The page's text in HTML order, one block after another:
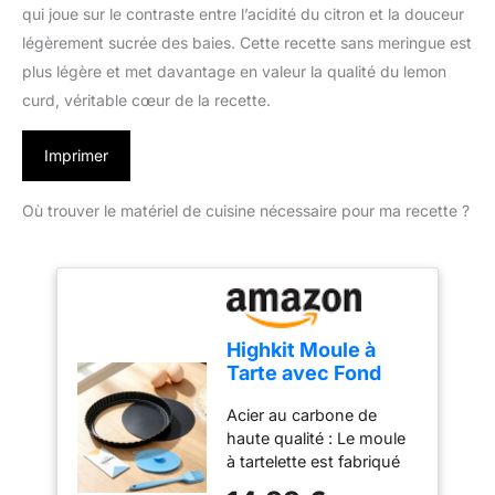
qui joue sur le contraste entre l’acidité du citron et la douceur
légèrement sucrée des baies. Cette recette sans meringue est
plus légère et met davantage en valeur la qualité du lemon
curd, véritable cœur de la recette.
Imprimer
Où trouver le matériel de cuisine nécessaire pour ma recette ?
Highkit Moule à
Tarte avec Fond
Quiche 22 cm
Acier au carbone de
haute qualité : Le moule
à tartelette est fabriqué